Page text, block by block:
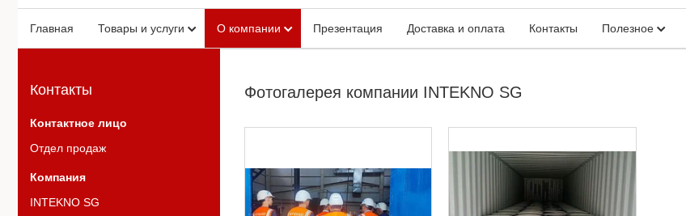
Главная Товары и услуги О компании Презентация Доставка и оплата Контакты Полезное
Фотогалерея компании INTEKNO SG
Контакты
Отдел продаж
INTEKNO SG